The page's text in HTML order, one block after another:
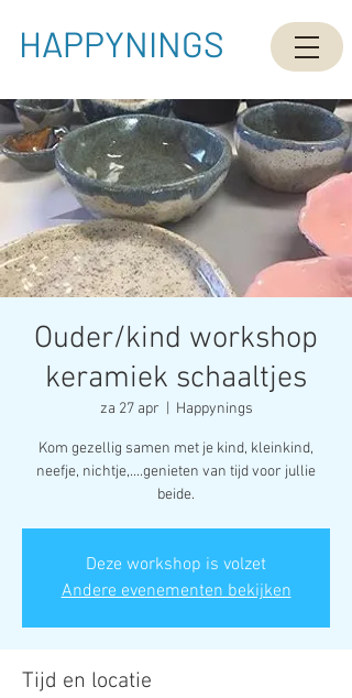
HAPPYNINGS
Ouder/kind workshop
keramiek schaaltjes
za 27 apr Happynings
Kom gezellig samen met je kind, kleinkind,
neefje, nichtje,....genieten van tijd voor jullie
beide.
Deze workshop is volzet
Andere evenementen bekijken
Tijd en locatie